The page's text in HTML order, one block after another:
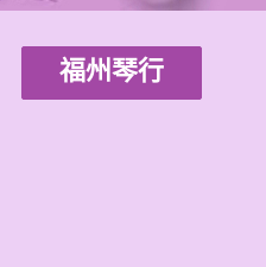
福州琴行